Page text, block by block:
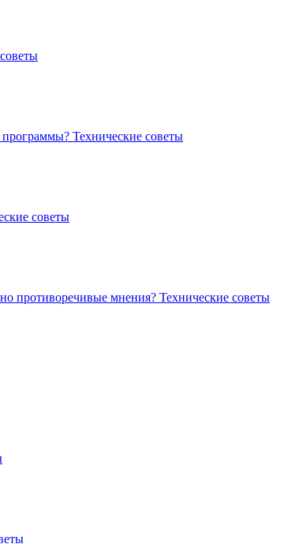
программы? Технические советы
советы
противоречивые мнения? Технические советы